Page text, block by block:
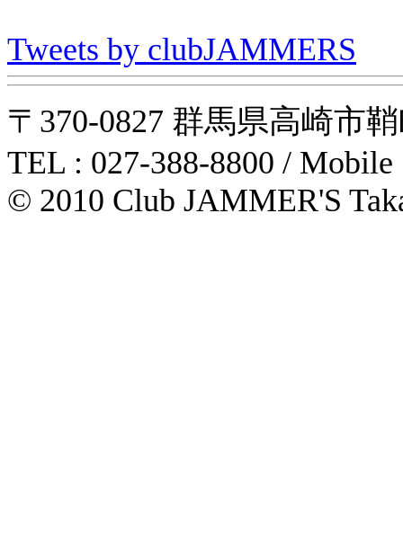
Tweets by clubJAMMERS
〒370-0827 群馬県高崎市
TEL : 027-388-8800 / Mobile
© 2010 Club JAMMER'S